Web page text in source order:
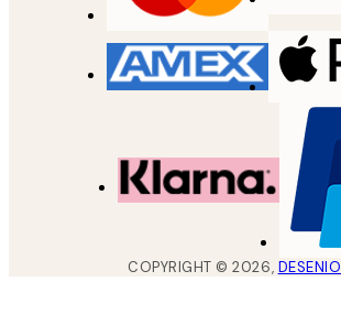
COPYRIGHT ©2026, DESENIO